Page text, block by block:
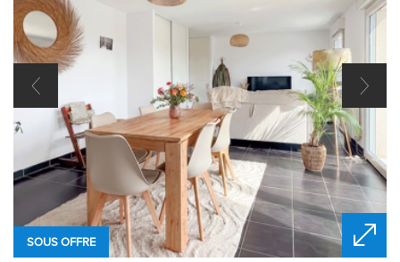
SOUS OFFRE